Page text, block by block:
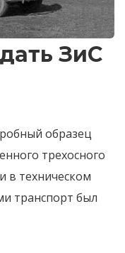
ЗиС
образец
трехосного
в техническом
транспорт был